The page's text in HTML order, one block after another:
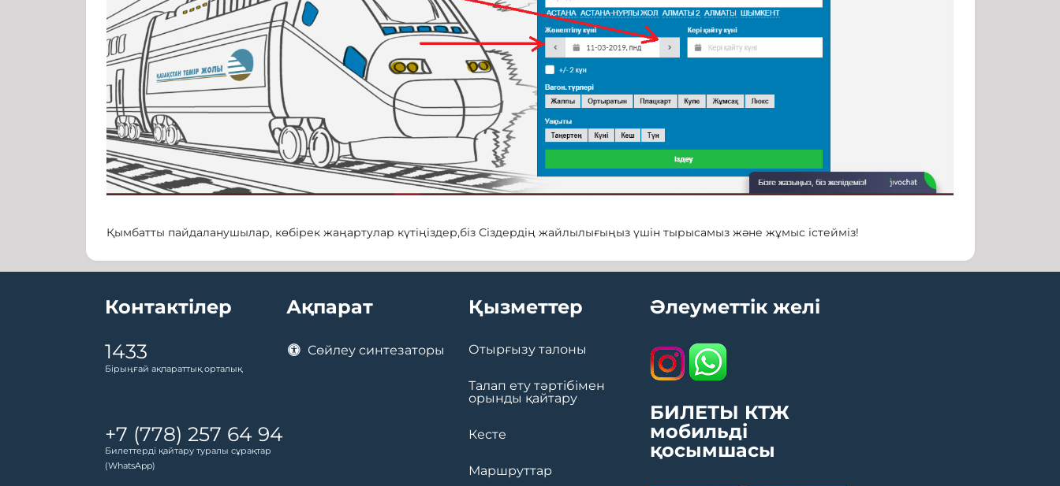
Қымбатты пайдаланушылар, көбірек жаңартулар күтіңіздер,біз Сіздердің жайлылығыңыз үшін тырысамыз және жұмыс істейміз!
Контактілер
1433
Бірыңғай ақпараттық орталық
+7 (778) 257 64 94
Билеттерді қайтару туралы сұрақтар
(WhatsApp)
Ақпарат
Сөйлеу синтезаторы
Қызметтер
Отырғызу талоны
Талап ету тәртібімен
орынды қайтару
Кесте
Маршруттар
Әлеуметтік желі
БИЛЕТЫ КТЖ
мобильді
қосымшасы